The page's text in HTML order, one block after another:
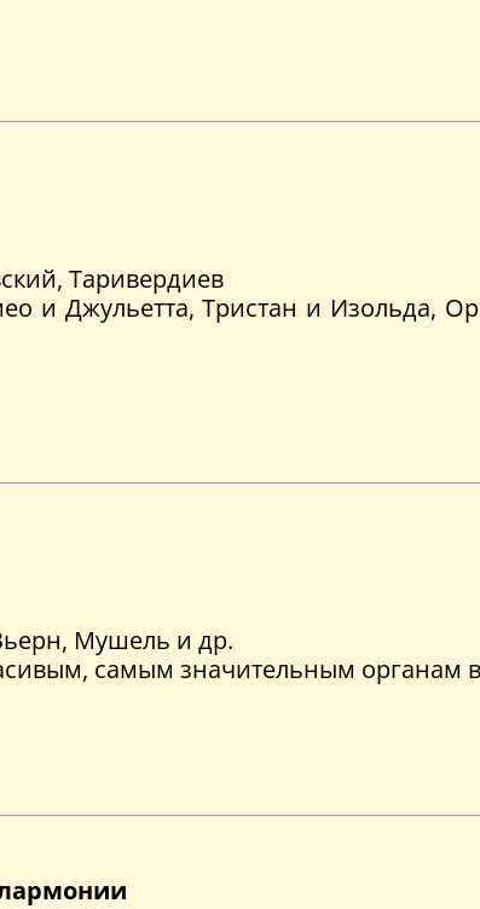
Таривердиев
и Джульетта, Тристан и Изольда,
Мушель и др.
самым значительным органам